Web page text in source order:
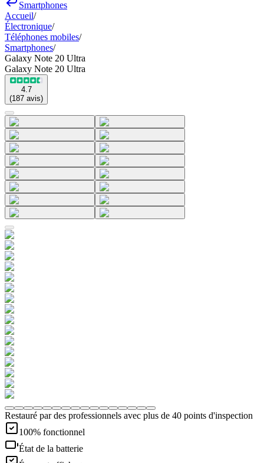
Smartphones
Accueil/
Électronique/
Téléphones mobiles/
Smartphones/
Galaxy Note 20 Ultra
Galaxy Note 20 Ultra
4.7
(187 avis)
Restauré par des professionnels avec plus de 40 points d'inspection
100% fonctionnel
État de la batterie